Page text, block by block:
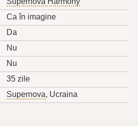
Ca în imagine
Da
Nu
Nu
35 zile
Supernova, Ucraina